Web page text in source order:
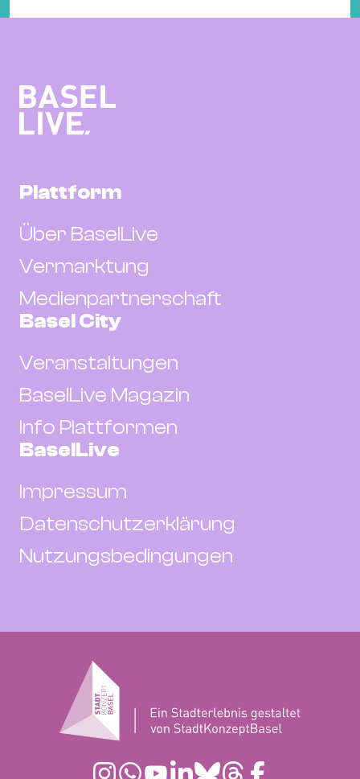
Plattform
Über BaselLive
Vermarktung
Medienpartnerschaft
Basel City
Veranstaltungen
BaselLive Magazin
Info Plattformen
BaselLive
Impressum
Datenschutzerklärung
Nutzungsbedingungen